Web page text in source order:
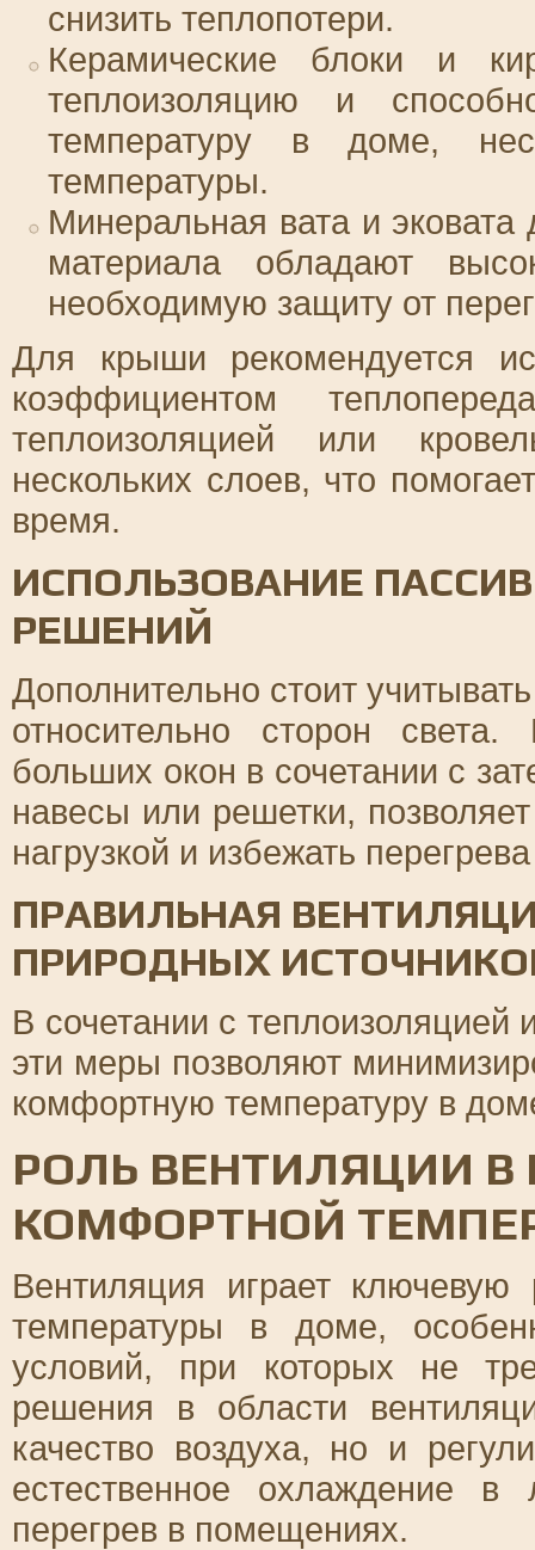
снизить теплопотери.
Керамические блоки и
теплоизоляцию и
температуру в доме,
температуры.
Минеральная вата и
материала обладают
необходимую защиту от
Для крыши рекомендуется
коэффициентом
теплоизоляцией или
нескольких слоев, что
время.
ИСПОЛЬЗОВАНИЕ
РЕШЕНИЙ
Дополнительно стоит
относительно сторон
больших окон в сочетании с
навесы или решетки,
нагрузкой и избежать
ПРАВИЛЬНАЯ
ПРИРОДНЫХ
В сочетании с
эти меры позволяют
комфортную температуру в
РОЛЬ ВЕНТИЛЯЦИИ
КОМФОРТНОЙ
Вентиляция играет
температуры в доме,
условий, при которых не
решения в области
качество воздуха, но и
естественное охлаждение
перегрев в помещениях.